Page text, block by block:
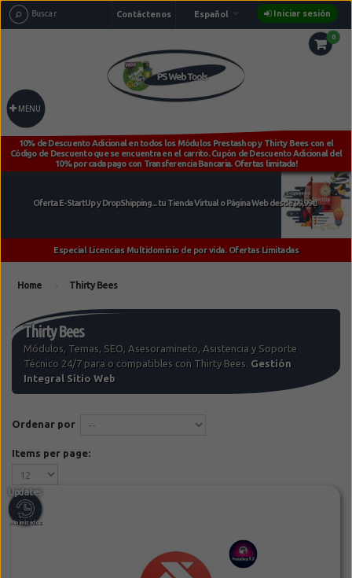
Iniciar sesión
Español
Contáctenos
0
MENU
Home Thirty Bees
Thirty Bees
Módulos, Temas, SEO, Asesoramineto, Asistencia y Soporte
Técnico 24/7 para o compatibles con Thirty Bees. Gestión
Integral Sitio Web
Ordenar por
Items per page: